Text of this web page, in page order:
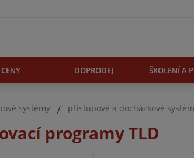
DOPRODEJ ŠKOLENÍ A
systémy přístupové a docházkové
programy TLD